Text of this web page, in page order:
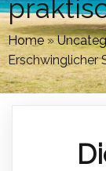
Home»
Erschwinglicher